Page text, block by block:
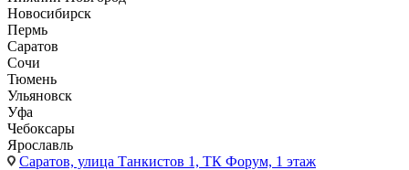
Новосибирск
Пермь
Саратов
Сочи
Тюмень
Ульяновск
Уфа
Чебоксары
Ярославль
Саратов, улица Танкистов 1, ТК Форум, 1 этаж